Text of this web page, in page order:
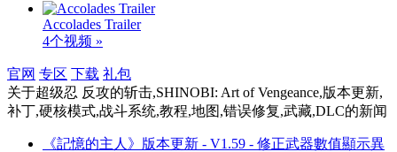
Accolades Trailer
4个视频 »
官网 专区 下载 礼包
关于超级忍 反攻的斩击,SHINOBI: Art of Vengeance,版本更新,
补丁,硬核模式,战斗系统,教程,地图,错误修复,武藏,DLC的新闻
《記憶的主人》版本更新 - V1.59 - 修正武器數值顯示異